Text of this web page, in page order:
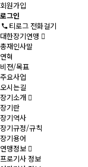
회원가입
로그인
티로그 전화걸기
대한장기연맹
총재인사말
연혁
비젼/목표
주요사업
오시는길
장기소개
장기란
장기역사
장기규정/규칙
장기용어
연맹정보
프로기사 정보